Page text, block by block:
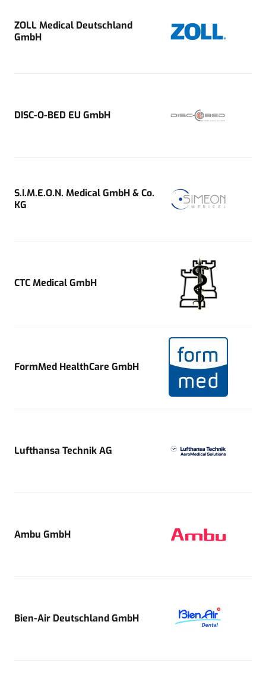
ZOLL Medical Deutschland
GmbH
DISC-O-BED EU GmbH
S.I.M.E.O.N. Medical GmbH & Co.
KG
CTC Medical GmbH
FormMed HealthCare GmbH
Lufthansa Technik AG
Ambu GmbH
Bien-Air Deutschland GmbH